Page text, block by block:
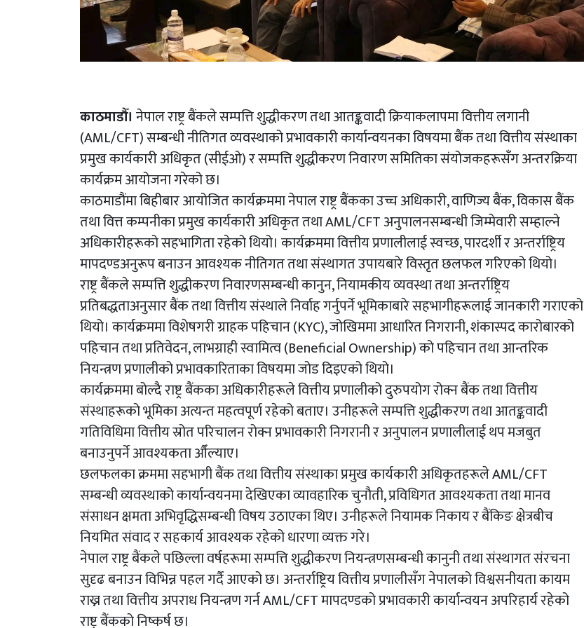
काठमाडौँ। नेपाल राष्ट्र बैंकले सम्पत्ति शुद्धीकरण तथा आतङ्कवादी क्रियाकलापमा वित्तीय लगानी
(AML/CFT) सम्बन्धी नीतिगत व्यवस्थाको प्रभावकारी कार्यान्वयनका विषयमा बैंक तथा वित्तीय संस्थाका
प्रमुख कार्यकारी अधिकृत (सीईओ) र सम्पत्ति शुद्धीकरण निवारण समितिका संयोजकहरूसँग अन्तरक्रिया
कार्यक्रम आयोजना गरेको छ।
काठमाडौंमा बिहीबार आयोजित कार्यक्रममा नेपाल राष्ट्र बैंकका उच्च अधिकारी, वाणिज्य बैंक, विकास बैंक
तथा वित्त कम्पनीका प्रमुख कार्यकारी अधिकृत तथा AML/CFT अनुपालनसम्बन्धी जिम्मेवारी सम्हाल्ने
अधिकारीहरूको सहभागिता रहेको थियो। कार्यक्रममा वित्तीय प्रणालीलाई स्वच्छ, पारदर्शी र अन्तर्राष्ट्रिय
मापदण्डअनुरूप बनाउन आवश्यक नीतिगत तथा संस्थागत उपायबारे विस्तृत छलफल गरिएको थियो।
राष्ट्र बैंकले सम्पत्ति शुद्धीकरण निवारणसम्बन्धी कानुन, नियामकीय व्यवस्था तथा अन्तर्राष्ट्रिय
प्रतिबद्धताअनुसार बैंक तथा वित्तीय संस्थाले निर्वाह गर्नुपर्ने भूमिकाबारे सहभागीहरूलाई जानकारी गराएको
थियो। कार्यक्रममा विशेषगरी ग्राहक पहिचान (KYC), जोखिममा आधारित निगरानी, शंकास्पद कारोबारको
पहिचान तथा प्रतिवेदन, लाभग्राही स्वामित्व (Beneficial Ownership) को पहिचान तथा आन्तरिक
नियन्त्रण प्रणालीको प्रभावकारिताका विषयमा जोड दिइएको थियो।
कार्यक्रममा बोल्दै राष्ट्र बैंकका अधिकारीहरूले वित्तीय प्रणालीको दुरुपयोग रोक्न बैंक तथा वित्तीय
संस्थाहरूको भूमिका अत्यन्त महत्वपूर्ण रहेको बताए। उनीहरूले सम्पत्ति शुद्धीकरण तथा आतङ्कवादी
गतिविधिमा वित्तीय स्रोत परिचालन रोक्न प्रभावकारी निगरानी र अनुपालन प्रणालीलाई थप मजबुत
बनाउनुपर्ने आवश्यकता औँल्याए।
छलफलका क्रममा सहभागी बैंक तथा वित्तीय संस्थाका प्रमुख कार्यकारी अधिकृतहरूले AML/CFT
सम्बन्धी व्यवस्थाको कार्यान्वयनमा देखिएका व्यावहारिक चुनौती, प्रविधिगत आवश्यकता तथा मानव
संसाधन क्षमता अभिवृद्धिसम्बन्धी विषय उठाएका थिए। उनीहरूले नियामक निकाय र बैंकिङ क्षेत्रबीच
नियमित संवाद र सहकार्य आवश्यक रहेको धारणा व्यक्त गरे।
नेपाल राष्ट्र बैंकले पछिल्ला वर्षहरूमा सम्पत्ति शुद्धीकरण नियन्त्रणसम्बन्धी कानुनी तथा संस्थागत संरचना
सुदृढ बनाउन विभिन्न पहल गर्दै आएको छ। अन्तर्राष्ट्रिय वित्तीय प्रणालीसँग नेपालको विश्वसनीयता कायम
राख्न तथा वित्तीय अपराध नियन्त्रण गर्न AML/CFT मापदण्डको प्रभावकारी कार्यान्वयन अपरिहार्य रहेको
राष्ट्र बैंकको निष्कर्ष छ।